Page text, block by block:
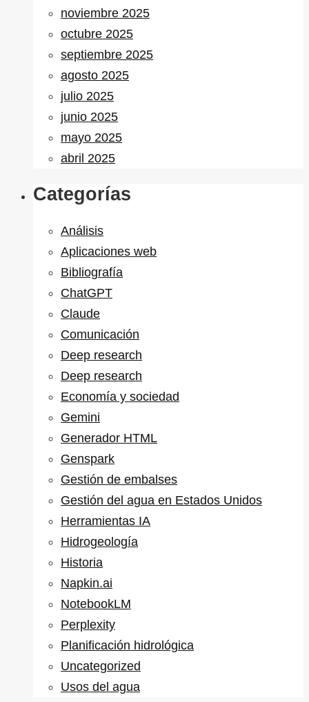
noviembre 2025
octubre 2025
septiembre 2025
agosto 2025
julio 2025
junio 2025
mayo 2025
abril 2025
Categorías
Análisis
Aplicaciones web
Bibliografía
ChatGPT
Claude
Comunicación
Deep research
Deep research
Economía y sociedad
Gemini
Generador HTML
Genspark
Gestión de embalses
Gestión del agua en Estados Unidos
Herramientas IA
Hidrogeología
Historia
Napkin.ai
NotebookLM
Perplexity
Planificación hidrológica
Uncategorized
Usos del agua